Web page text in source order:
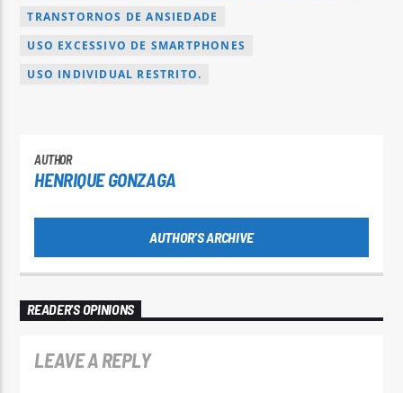
TRANSTORNOS DE ANSIEDADE
USO EXCESSIVO DE SMARTPHONES
USO INDIVIDUAL RESTRITO.
AUTHOR
HENRIQUE GONZAGA
AUTHOR'S ARCHIVE
READER'S OPINIONS
LEAVE A REPLY